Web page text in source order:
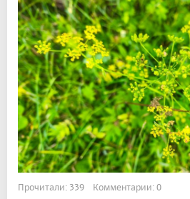
Прочитали: 339 Комментарии: 0